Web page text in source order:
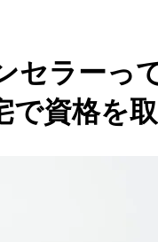
セラーっ
で資格を